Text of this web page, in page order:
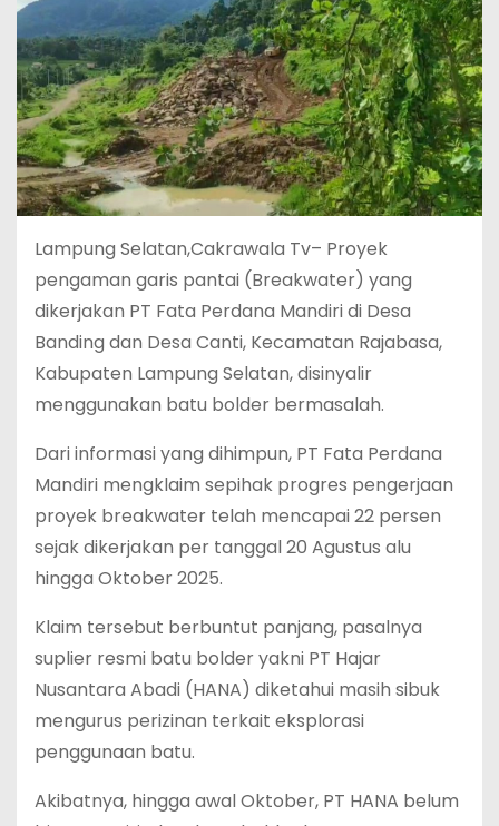
Lampung Selatan,Cakrawala Tv– Proyek
pengaman garis pantai (Breakwater) yang
dikerjakan PT Fata Perdana Mandiri di Desa
Banding dan Desa Canti, Kecamatan Rajabasa,
Kabupaten Lampung Selatan, disinyalir
menggunakan batu bolder bermasalah.
Dari informasi yang dihimpun, PT Fata Perdana
Mandiri mengklaim sepihak progres pengerjaan
proyek breakwater telah mencapai 22 persen
sejak dikerjakan per tanggal 20 Agustus alu
hingga Oktober 2025.
Klaim tersebut berbuntut panjang, pasalnya
suplier resmi batu bolder yakni PT Hajar
Nusantara Abadi (HANA) diketahui masih sibuk
mengurus perizinan terkait eksplorasi
penggunaan batu.
Akibatnya, hingga awal Oktober, PT HANA belum